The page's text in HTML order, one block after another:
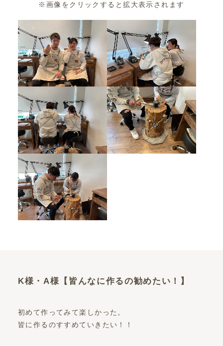
※画像をクリックすると拡大表示されます
K様・A様【皆んなに作るの勧めたい！】
初めて作ってみて楽しかった。
皆に作るのすすめていきたい！！